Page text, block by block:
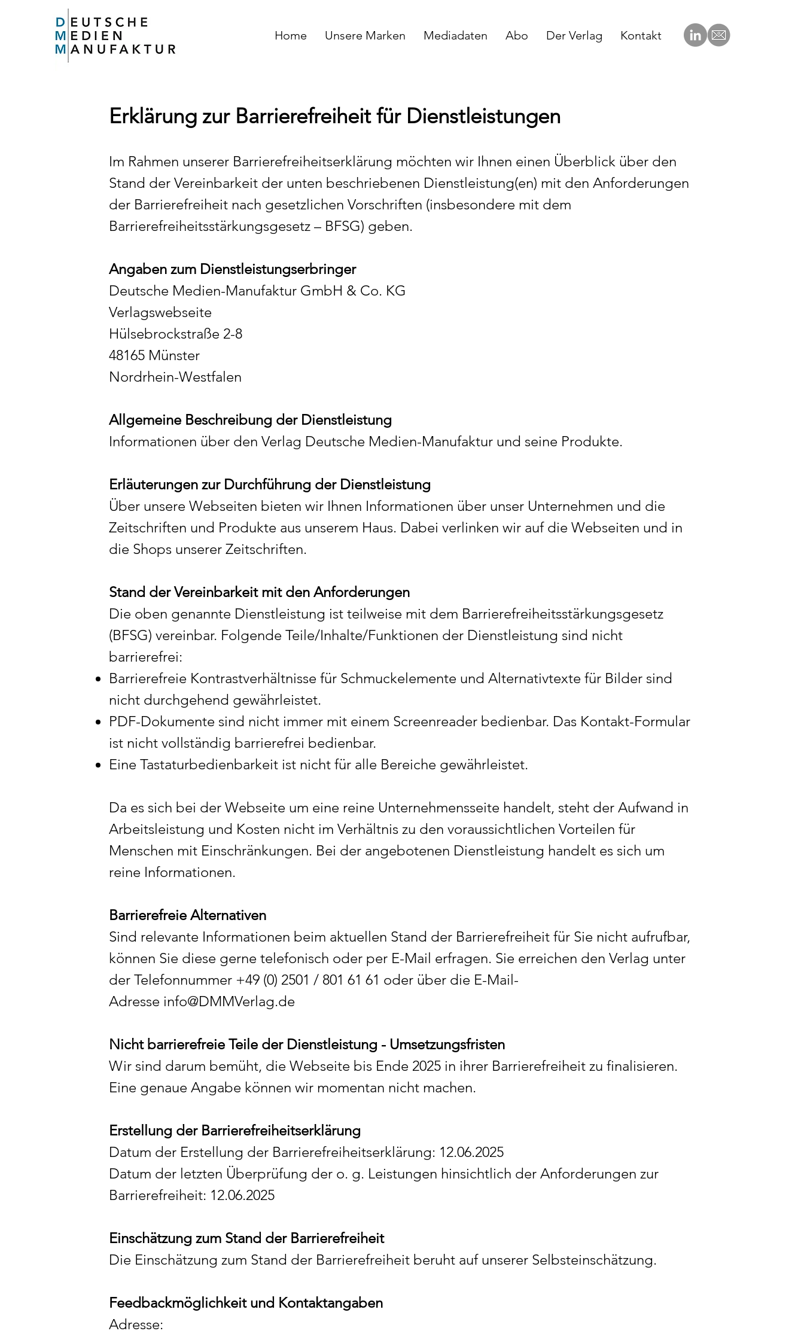
Home Unsere Marken Mediadaten Abo Der Verlag Kontakt
Erklärung zur Barrierefreiheit für Dienstleistungen
Im Rahmen unserer Barrierefreiheitserklärung möchten wir Ihnen einen Überblick über den
Stand der Vereinbarkeit der unten beschriebenen Dienstleistung(en) mit den Anforderungen
der Barrierefreiheit nach gesetzlichen Vorschriften (insbesondere mit dem
Barrierefreiheitsstärkungsgesetz – BFSG) geben.
Angaben zum Dienstleistungserbringer
Deutsche Medien-Manufaktur GmbH & Co. KG
Verlagswebseite
Hülsebrockstraße 2-8
48165 Münster
Nordrhein-Westfalen
Allgemeine Beschreibung der Dienstleistung
Informationen über den Verlag Deutsche Medien-Manufaktur und seine Produkte.
Erläuterungen zur Durchführung der Dienstleistung
Über unsere Webseiten bieten wir Ihnen Informationen über unser Unternehmen und die
Zeitschriften und Produkte aus unserem Haus. Dabei verlinken wir auf die Webseiten und in
die Shops unserer Zeitschriften.
Stand der Vereinbarkeit mit den Anforderungen
Die oben genannte Dienstleistung ist teilweise mit dem Barrierefreiheitsstärkungsgesetz
(BFSG) vereinbar. Folgende Teile/Inhalte/Funktionen der Dienstleistung sind nicht
barrierefrei:
Barrierefreie Kontrastverhältnisse für Schmuckelemente und Alternativtexte für Bilder sind
nicht durchgehend gewährleistet.
PDF-Dokumente sind nicht immer mit einem Screenreader bedienbar. Das Kontakt-Formular
ist nicht vollständig barrierefrei bedienbar.
Eine Tastaturbedienbarkeit ist nicht für alle Bereiche gewährleistet.
Da es sich bei der Webseite um eine reine Unternehmensseite handelt, steht der Aufwand in
Arbeitsleistung und Kosten nicht im Verhältnis zu den voraussichtlichen Vorteilen für
Menschen mit Einschränkungen. Bei der angebotenen Dienstleistung handelt es sich um
reine Informationen.
Barrierefreie Alternativen
Sind relevante Informationen beim aktuellen Stand der Barrierefreiheit für Sie nicht aufrufbar,
können Sie diese gerne telefonisch oder per E-Mail erfragen. Sie erreichen den Verlag unter
der Telefonnummer +49 (0) 2501 / 801 61 61 oder über die E-Mail-
Adresse info@DMMVerlag.de
Nicht barrierefreie Teile der Dienstleistung - Umsetzungsfristen
Wir sind darum bemüht, die Webseite bis Ende 2025 in ihrer Barrierefreiheit zu finalisieren.
Eine genaue Angabe können wir momentan nicht machen.
Erstellung der Barrierefreiheitserklärung
Datum der Erstellung der Barrierefreiheitserklärung: 12.06.2025
Datum der letzten Überprüfung der o. g. Leistungen hinsichtlich der Anforderungen zur
Barrierefreiheit: 12.06.2025
Einschätzung zum Stand der Barrierefreiheit
Die Einschätzung zum Stand der Barrierefreiheit beruht auf unserer Selbsteinschätzung.
Feedbackmöglichkeit und Kontaktangaben
Adresse: